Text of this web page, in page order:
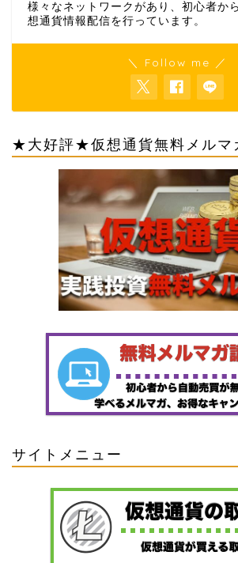
様々なネットワークがあり、初心者か
想通貨情報配信を行っています。
＼ Follow me ／
★大好評★仮想通貨無料メルマ
サイトメニュー